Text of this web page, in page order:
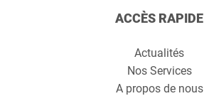
ACCÈS RAPIDE
Actualités
Nos Services
A propos de nous